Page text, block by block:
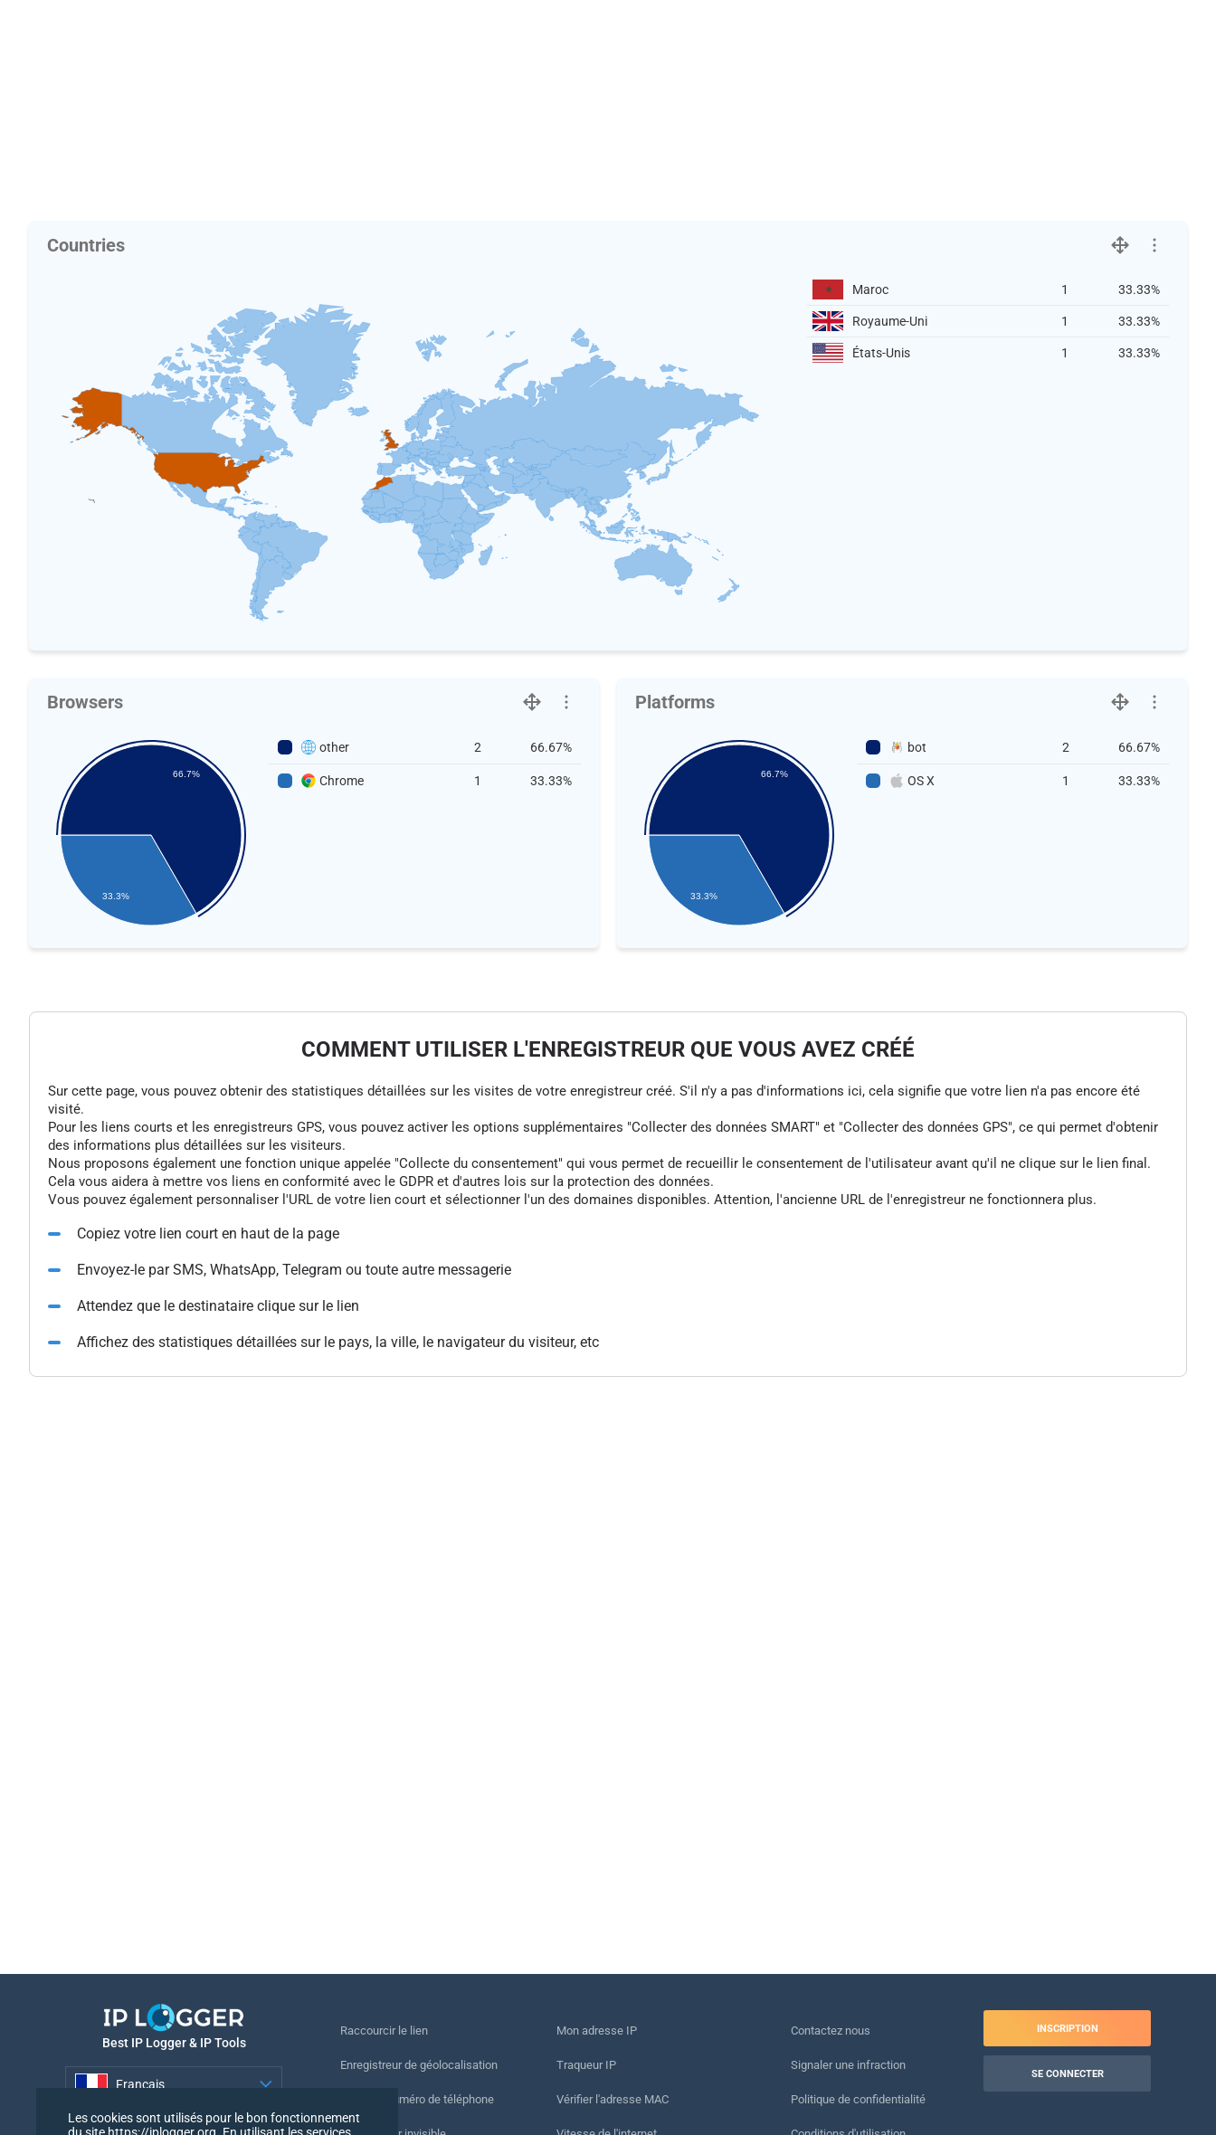
Countries
Maroc 1 33.33%
Royaume-Uni 1 33.33%
États-Unis 1 33.33%
Browsers
33.3%
66.7%
other 2 66.67%
Chrome 1 33.33%
Platforms
33.3%
66.7%
bot 2 66.67%
OS X 1 33.33%
COMMENT UTILISER L'ENREGISTREUR QUE VOUS AVEZ CRÉÉ
Sur cette page, vous pouvez obtenir des statistiques détaillées sur les visites de votre enregistreur créé. S'il n'y a pas d'informations ici, cela signifie que votre lien n'a pas encore été
visité.
Pour les liens courts et les enregistreurs GPS, vous pouvez activer les options supplémentaires "Collecter des données SMART" et "Collecter des données GPS", ce qui permet d'obtenir
des informations plus détaillées sur les visiteurs.
Nous proposons également une fonction unique appelée "Collecte du consentement" qui vous permet de recueillir le consentement de l'utilisateur avant qu'il ne clique sur le lien final.
Cela vous aidera à mettre vos liens en conformité avec le GDPR et d'autres lois sur la protection des données.
Vous pouvez également personnaliser l'URL de votre lien court et sélectionner l'un des domaines disponibles. Attention, l'ancienne URL de l'enregistreur ne fonctionnera plus.
Copiez votre lien court en haut de la page
Envoyez-le par SMS, WhatsApp, Telegram ou toute autre messagerie
Attendez que le destinataire clique sur le lien
Affichez des statistiques détaillées sur le pays, la ville, le navigateur du visiteur, etc
Best IP Logger & IP Tools
Français
Français
Raccourcir le lien
Enregistreur de géolocalisation
Suivre le numéro de téléphone
Mon adresse IP
Traqueur IP
Vérifier l'adresse MAC
Contactez nous
Signaler une infraction
Politique de confidentialité
INSCRIPTION
SE CONNECTER
Les cookies sont utilisés pour le bon fonctionnement